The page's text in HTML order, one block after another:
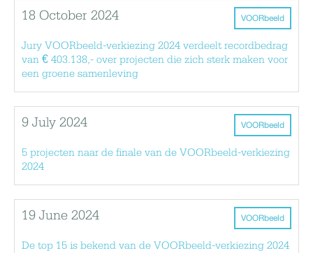
VOORbeeld
18 October 2024
Jury VOORbeeld-verkiezing 2024 verdeelt recordbedrag
van € 403.138,- over projecten die zich sterk maken voor
een groene samenleving
VOORbeeld
9 July 2024
5 projecten naar de finale van de VOORbeeld-verkiezing
2024
VOORbeeld
19 June 2024
De top 15 is bekend van de VOORbeeld-verkiezing 2024